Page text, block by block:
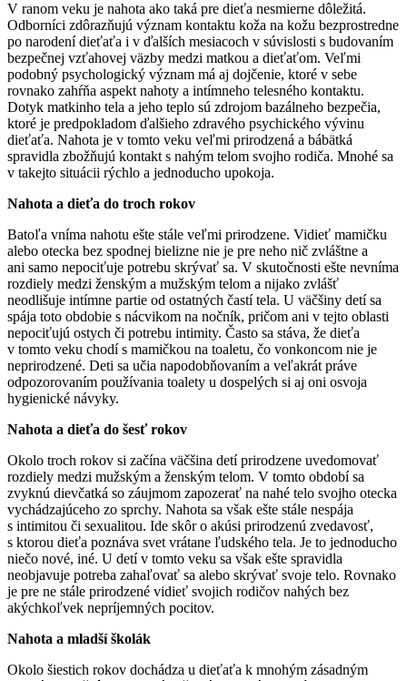
V ranom veku je nahota ako taká pre dieťa nesmierne dôležitá.
Odborníci zdôrazňujú význam kontaktu koža na kožu bezprostredne
po narodení dieťaťa i v ďalších mesiacoch v súvislosti s budovaním
bezpečnej vzťahovej väzby medzi matkou a dieťaťom. Veľmi
podobný psychologický význam má aj dojčenie, ktoré v sebe
rovnako zahŕňa aspekt nahoty a intímneho telesného kontaktu.
Dotyk matkinho tela a jeho teplo sú zdrojom bazálneho bezpečia,
ktoré je predpokladom ďalšieho zdravého psychického vývinu
dieťaťa. Nahota je v tomto veku veľmi prirodzená a bábätká
spravidla zbožňujú kontakt s nahým telom svojho rodiča. Mnohé sa
v takejto situácii rýchlo a jednoducho upokoja.
Nahota a dieťa do troch rokov
Batoľa vníma nahotu ešte stále veľmi prirodzene. Vidieť mamičku
alebo otecka bez spodnej bielizne nie je pre neho nič zvláštne a
ani samo nepociťuje potrebu skrývať sa. V skutočnosti ešte nevníma
rozdiely medzi ženským a mužským telom a nijako zvlášť
neodlišuje intímne partie od ostatných častí tela. U väčšiny detí sa
spája toto obdobie s nácvikom na nočník, pričom ani v tejto oblasti
nepociťujú ostych či potrebu intimity. Často sa stáva, že dieťa
v tomto veku chodí s mamičkou na toaletu, čo vonkoncom nie je
neprirodzené. Deti sa učia napodobňovaním a veľakrát práve
odpozorovaním používania toalety u dospelých si aj oni osvoja
hygienické návyky.
Nahota a dieťa do šesť rokov
Okolo troch rokov si začína väčšina detí prirodzene uvedomovať
rozdiely medzi mužským a ženským telom. V tomto období sa
zvyknú dievčatká so záujmom zapozerať na nahé telo svojho otecka
vychádzajúceho zo sprchy. Nahota sa však ešte stále nespája
s intimitou či sexualitou. Ide skôr o akúsi prirodzenú zvedavosť,
s ktorou dieťa poznáva svet vrátane ľudského tela. Je to jednoducho
niečo nové, iné. U detí v tomto veku sa však ešte spravidla
neobjavuje potreba zahaľovať sa alebo skrývať svoje telo. Rovnako
je pre ne stále prirodzené vidieť svojich rodičov nahých bez
akýchkoľvek nepríjemných pocitov.
Nahota a mladší školák
Okolo šiestich rokov dochádza u dieťaťa k mnohým zásadným